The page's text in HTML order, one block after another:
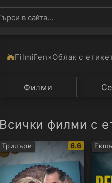
FilmiFen»Облак с
Категория
Филми
Всички филми с
Трилъри
IMDb
рейтинг:
6.6